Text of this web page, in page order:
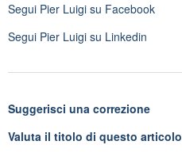
Segui Pier Luigi su Facebook
Segui Pier Luigi su Linkedin
Suggerisci una correzione
Valuta il titolo di questo articolo